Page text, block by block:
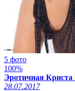
5 фото
100%
Эротичная
28.07.2017